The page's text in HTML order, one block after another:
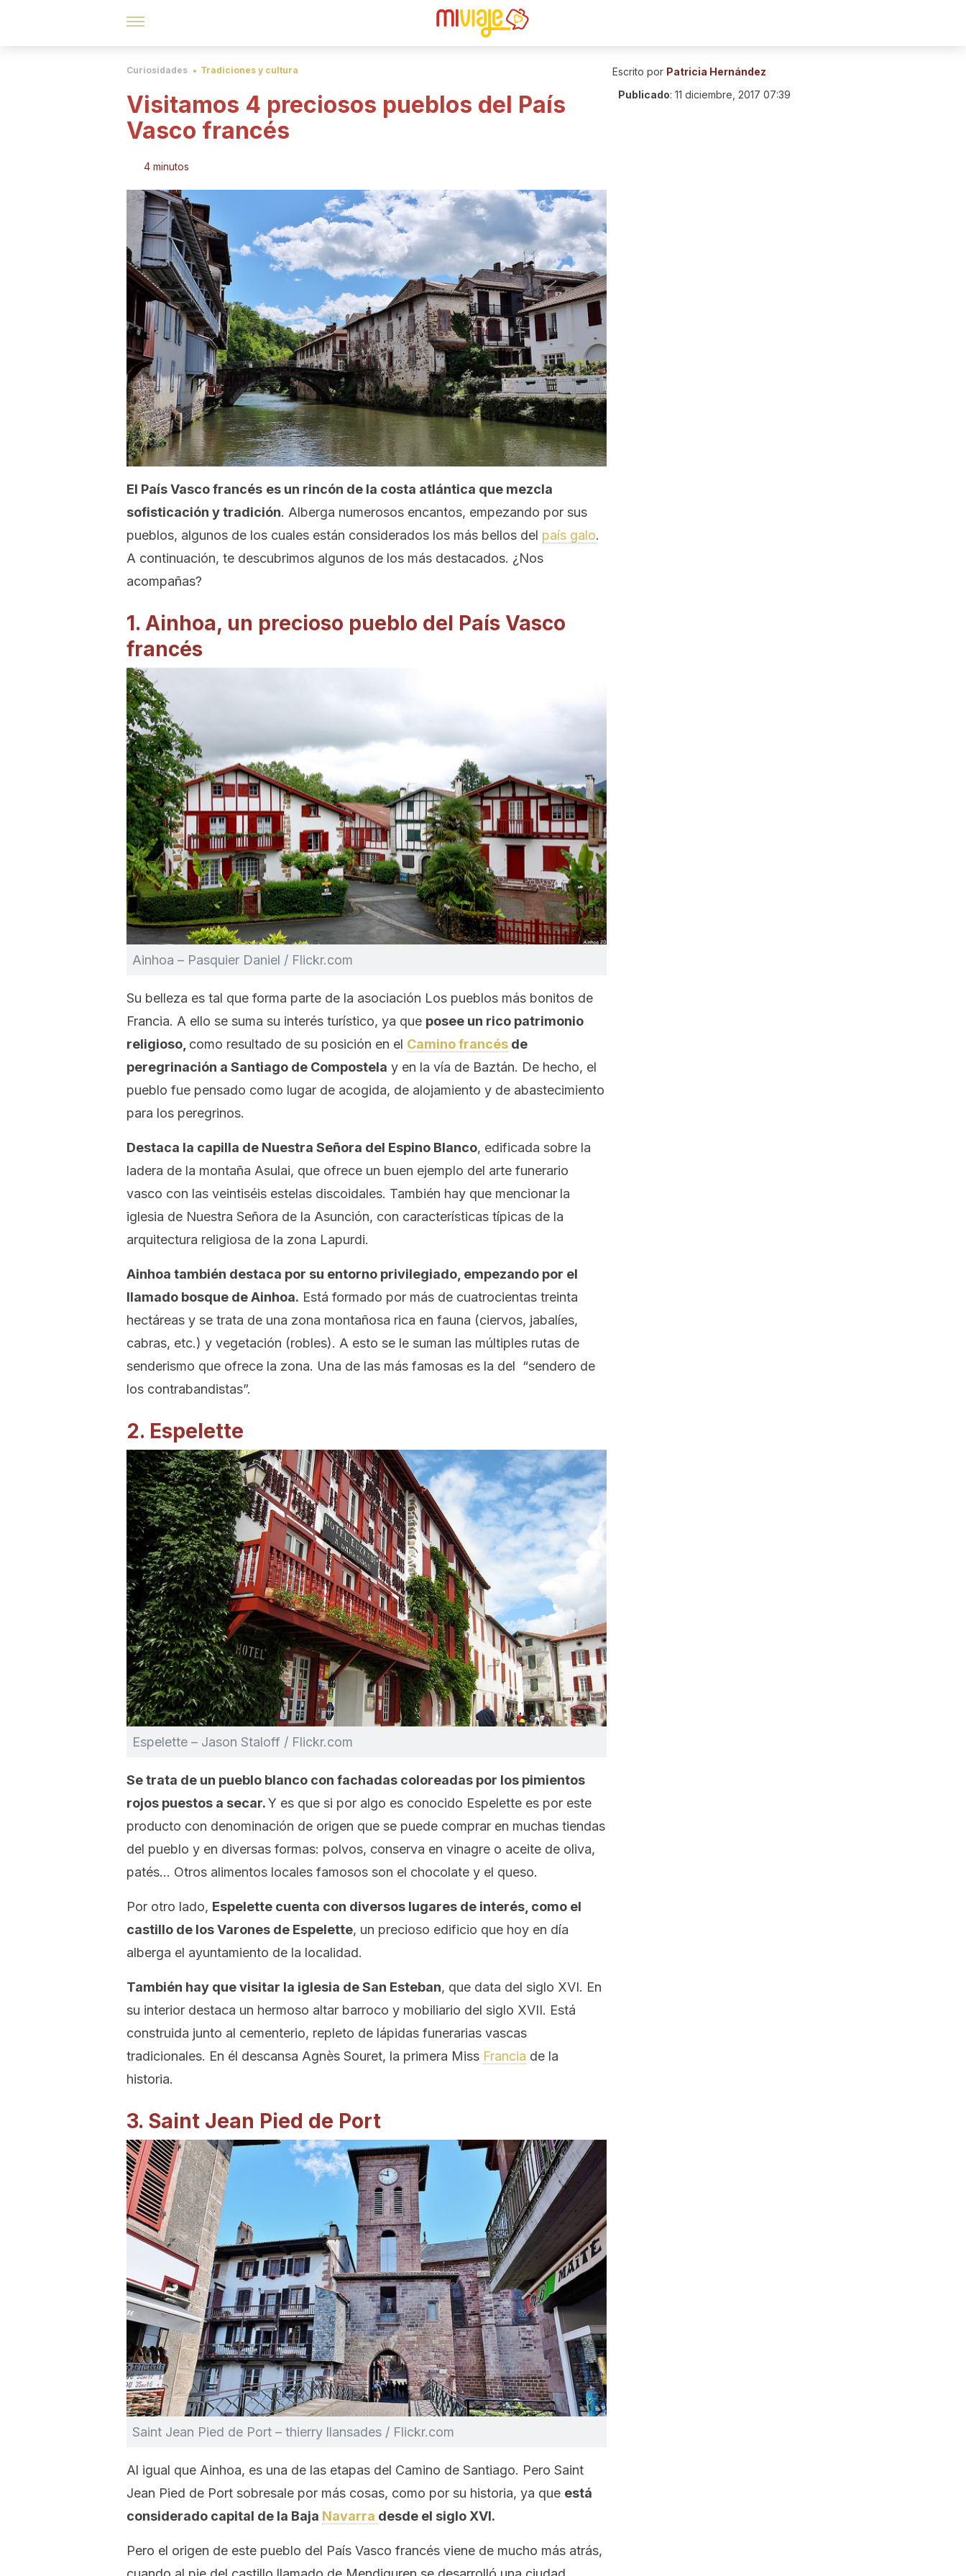
Curiosidades Tradiciones y cultura
Visitamos 4 preciosos pueblos del País
Vasco francés
4 minutos
El País Vasco francés es un rincón de la costa atlántica que mezcla
sofisticación y tradición. Alberga numerosos encantos, empezando por sus
pueblos, algunos de los cuales están considerados los más bellos del país galo.
A continuación, te descubrimos algunos de los más destacados. ¿Nos
acompañas?
1. Ainhoa, un precioso pueblo del País Vasco
francés
Ainhoa – Pasquier Daniel / Flickr.com
Su belleza es tal que forma parte de la asociación Los pueblos más bonitos de
Francia. A ello se suma su interés turístico, ya que posee un rico patrimonio
religioso, como resultado de su posición en el Camino francés de
peregrinación a Santiago de Compostela y en la vía de Baztán. De hecho, el
pueblo fue pensado como lugar de acogida, de alojamiento y de abastecimiento
para los peregrinos.
Destaca la capilla de Nuestra Señora del Espino Blanco, edificada sobre la
ladera de la montaña Asulai, que ofrece un buen ejemplo del arte funerario
vasco con las veintiséis estelas discoidales. También hay que mencionar la
iglesia de Nuestra Señora de la Asunción, con características típicas de la
arquitectura religiosa de la zona Lapurdi.
Ainhoa también destaca por su entorno privilegiado, empezando por el
llamado bosque de Ainhoa. Está formado por más de cuatrocientas treinta
hectáreas y se trata de una zona montañosa rica en fauna (ciervos, jabalíes,
cabras, etc.) y vegetación (robles). A esto se le suman las múltiples rutas de
senderismo que ofrece la zona. Una de las más famosas es la del “sendero de
los contrabandistas”.
2. Espelette
Espelette – Jason Staloff / Flickr.com
Se trata de un pueblo blanco con fachadas coloreadas por los pimientos
rojos puestos a secar.Y es que si por algo es conocido Espelette es por este
producto con denominación de origen que se puede comprar en muchas tiendas
del pueblo y en diversas formas: polvos, conserva en vinagre o aceite de oliva,
patés… Otros alimentos locales famosos son el chocolate y el queso.
Por otro lado, Espelette cuenta con diversos lugares de interés, como el
castillo de los Varones de Espelette, un precioso edificio que hoy en día
alberga el ayuntamiento de la localidad.
También hay que visitar la iglesia de San Esteban, que data del siglo XVI. En
su interior destaca un hermoso altar barroco y mobiliario del siglo XVII. Está
construida junto al cementerio, repleto de lápidas funerarias vascas
tradicionales. En él descansa Agnès Souret, la primera Miss Francia de la
historia.
3. Saint Jean Pied de Port
Saint Jean Pied de Port – thierry llansades / Flickr.com
Al igual que Ainhoa, es una de las etapas del Camino de Santiago. Pero Saint
Jean Pied de Port sobresale por más cosas, como por su historia, ya que está
considerado capital de la Baja Navarra desde el siglo XVI.
Pero el origen de este pueblo del País Vasco francés viene de mucho más atrás,
Escrito por Patricia Hernández
Publicado: 11 diciembre, 2017 07:39